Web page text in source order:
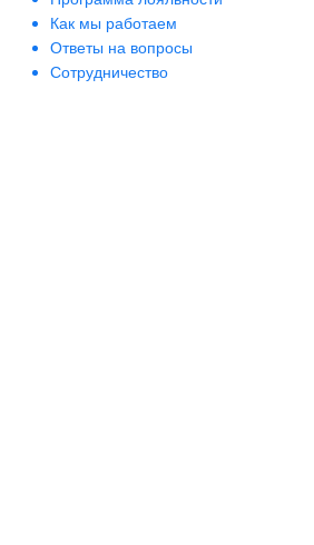
Как мы работаем
Ответы на вопросы
Сотрудничество